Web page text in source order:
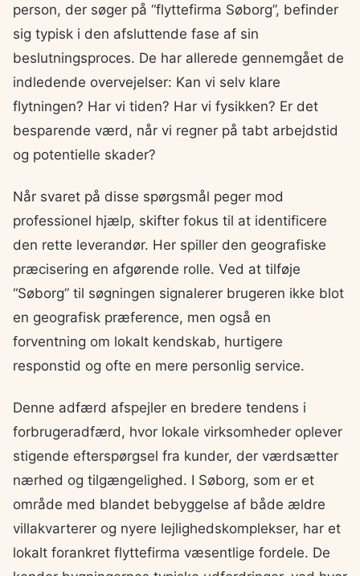
person, der søger på “flyttefirma Søborg”, befinder
sig typisk i den afsluttende fase af sin
beslutningsproces. De har allerede gennemgået de
indledende overvejelser: Kan vi selv klare
flytningen? Har vi tiden? Har vi fysikken? Er det
besparende værd, når vi regner på tabt arbejdstid
og potentielle skader?
Når svaret på disse spørgsmål peger mod
professionel hjælp, skifter fokus til at identificere
den rette leverandør. Her spiller den geografiske
præcisering en afgørende rolle. Ved at tilføje
“Søborg” til søgningen signalerer brugeren ikke blot
en geografisk præference, men også en
forventning om lokalt kendskab, hurtigere
responstid og ofte en mere personlig service.
Denne adfærd afspejler en bredere tendens i
forbrugeradfærd, hvor lokale virksomheder oplever
stigende efterspørgsel fra kunder, der værdsætter
nærhed og tilgængelighed. I Søborg, som er et
område med blandet bebyggelse af både ældre
villakvarterer og nyere lejlighedskomplekser, har et
lokalt forankret flyttefirma væsentlige fordele. De